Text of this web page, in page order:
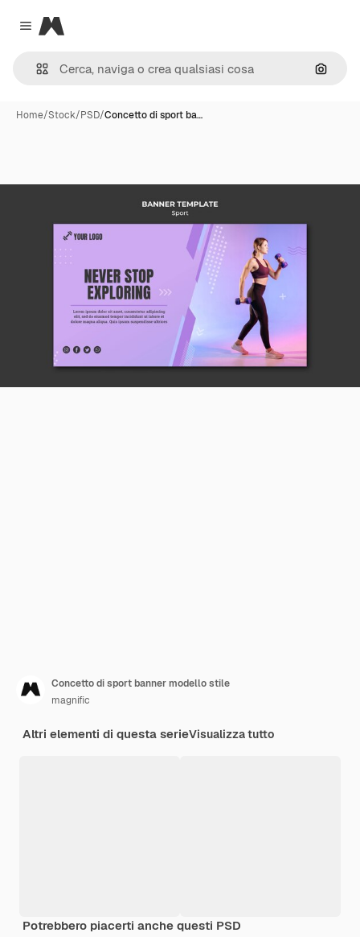
Close menu
Magnific
Cerca
Home/Stock/PSD/Concetto di sport ba…
Concetto di sport banner modello stile
magnific
Altri elementi di questa serieVisualizza tutto
Potrebbero piacerti anche questi PSD